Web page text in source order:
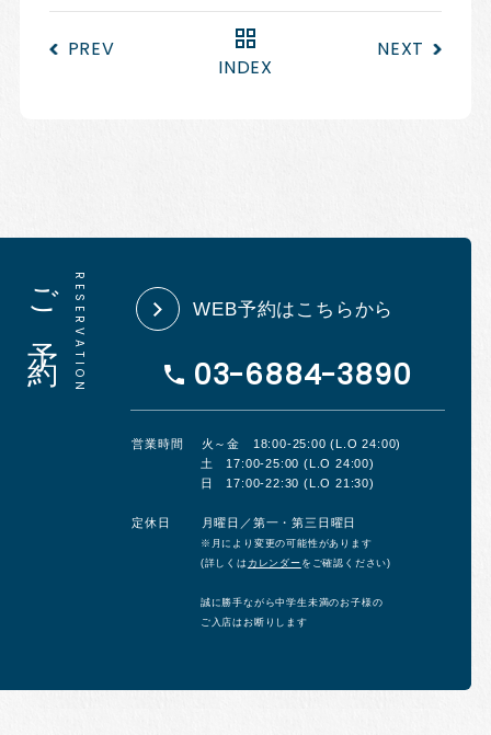
PREV NEXT
INDEX
ご予約 WEB予約はこちらから
03-6884-3890
営業時間
火～金 18:00-25:00 (L.O 24:00)
土 17:00-25:00 (L.O 24:00)
日 17:00-22:30 (L.O 21:30)
定休日 月曜日／第一・第三日曜日
※月により変更の可能性があります
(詳しくは カレンダー をご確認ください)
誠に勝手ながら中学生未満のお子様の
ご入店はお断りします